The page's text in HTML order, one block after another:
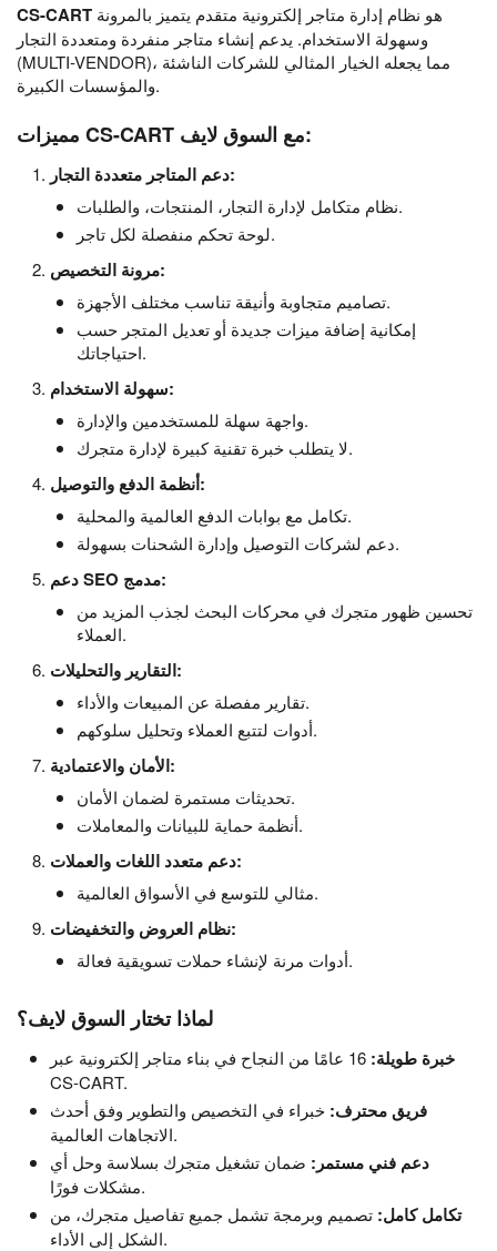
CS-CART
وسهولة الاستخدام. يدعم إنشاء متاجر منفردة ومتعددة التجار
(MULTI-VENDOR)، مما يجعله الخيار المثالي للشركات الناشئة
والمؤسسات الكبيرة.
مميزات CS-CART مع السوق لايف:
دعم المتاجر متعددة التجار:
نظام متكامل لإدارة التجار، المنتجات، والطلبات.
لوحة تحكم منفصلة لكل تاجر.
مرونة التخصيص:
تصاميم متجاوبة وأنيقة تناسب مختلف الأجهزة.
إمكانية إضافة ميزات جديدة أو تعديل المتجر حسب
احتياجاتك.
سهولة الاستخدام:
واجهة سهلة للمستخدمين والإدارة.
لا يتطلب خبرة تقنية كبيرة لإدارة متجرك.
أنظمة الدفع والتوصيل:
تكامل مع بوابات الدفع العالمية والمحلية.
دعم لشركات التوصيل وإدارة الشحنات بسهولة.
دعم SEO مدمج:
تحسين ظهور متجرك في محركات البحث لجذب المزيد من
العملاء.
التقارير والتحليلات:
تقارير مفصلة عن المبيعات والأداء.
أدوات لتتبع العملاء وتحليل سلوكهم.
الأمان والاعتمادية:
تحديثات مستمرة لضمان الأمان.
أنظمة حماية للبيانات والمعاملات.
دعم متعدد اللغات والعملات:
مثالي للتوسع في الأسواق العالمية.
نظام العروض والتخفيضات:
أدوات مرنة لإنشاء حملات تسويقية فعالة.
لماذا تختار السوق لايف؟
خبرة طويلة:
16 عامًا من النجاح في بناء متاجر إلكترونية عبر
CS-CART.
فريق محترف: خبراء في التخصيص والتطوير وفق أحدث
الاتجاهات العالمية.
دعم فني مستمر: ضمان تشغيل متجرك بسلاسة وحل أي
مشكلات فورًا.
تكامل كامل: تصميم وبرمجة تشمل جميع تفاصيل متجرك، من
الشكل إلى الأداء.